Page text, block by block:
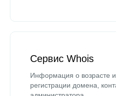
Сервис Whois
Информация о возрасте и
регистрации домена,